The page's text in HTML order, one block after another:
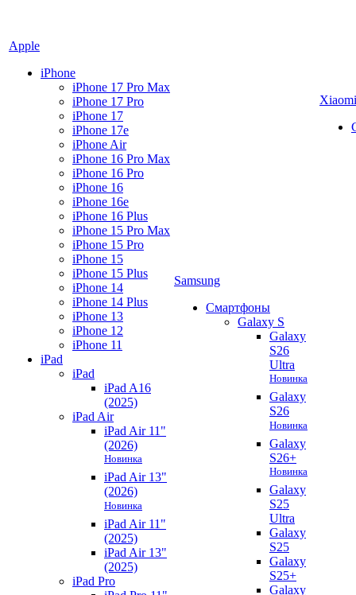
Apple
iPhone
iPhone 17 Pro Max
iPhone 17 Pro
iPhone 17
iPhone 17e
iPhone Air
iPhone 16 Pro Max
iPhone 16 Pro
iPhone 16
iPhone 16e
iPhone 16 Plus
iPhone 15 Pro Max
iPhone 15 Pro
iPhone 15
iPhone 15 Plus
iPhone 14
iPhone 14 Plus
iPhone 13
iPhone 12
iPhone 11
iPad
iPad
iPad A16
(2025)
iPad Air
iPad Air 11"
(2026)
Новинка
iPad Air 13"
(2026)
Новинка
iPad Air 11"
(2025)
iPad Air 13"
(2025)
iPad Pro
Samsung
Смартфоны
Galaxy S
Galaxy
S26
Ultra
Новинка
Galaxy
S26
Новинка
Galaxy
S26+
Новинка
Galaxy
S25
Ultra
Galaxy
S25
Galaxy
S25+
Galaxy
Xiaomi